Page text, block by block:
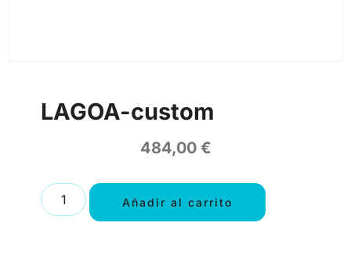
LAGOA-custom
484,00 €
Añadir al carrito